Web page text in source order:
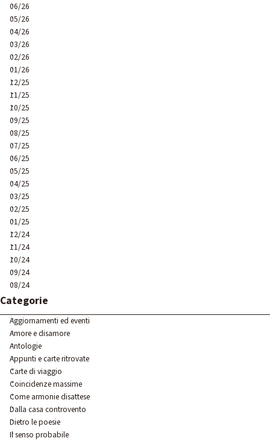
06/26
05/26
04/26
03/26
02/26
01/26
12/25
11/25
10/25
09/25
08/25
07/25
06/25
05/25
04/25
03/25
02/25
01/25
12/24
11/24
10/24
09/24
08/24
Salta blocco Categorie
Categorie
Aggiornamenti ed eventi
Amore e disamore
Antologie
Appunti e carte ritrovate
Carte di viaggio
Coincidenze massime
Come armonie disattese
Dalla casa controvento
Dietro le poesie
Il senso probabile